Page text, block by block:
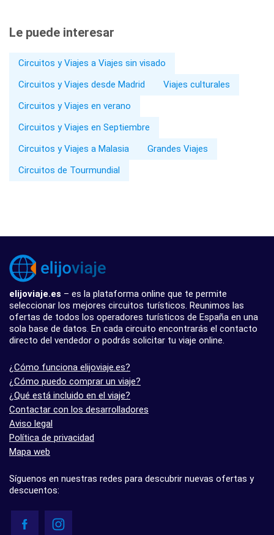
Le puede interesar
Circuitos y Viajes a Viajes sin visado
Circuitos y Viajes desde Madrid
Viajes culturales
Circuitos y Viajes en verano
Circuitos y Viajes en Septiembre
Circuitos y Viajes a Malasia
Grandes Viajes
Circuitos de Tourmundial
elijoviaje.es – es la plataforma online que te permite
seleccionar los mejores circuitos turísticos. Reunimos las
ofertas de todos los operadores turísticos de España en una
sola base de datos. En cada circuito encontrarás el contacto
directo del vendedor o podrás solicitar tu viaje online.
¿Cómo funciona elijoviaje.es?
¿Cómo puedo comprar un viaje?
¿Qué está incluido en el viaje?
Contactar con los desarrolladores
Aviso legal
Política de privacidad
Mapa web
Síguenos en nuestras redes para descubrir nuevas ofertas y
descuentos: